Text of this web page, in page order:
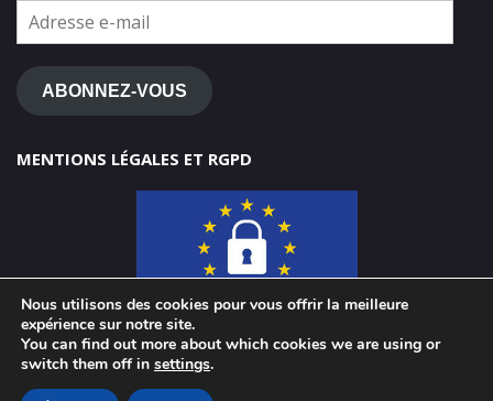
Adresse
e-
mail
ABONNEZ-VOUS
MENTIONS LÉGALES ET RGPD
© 2026 ClasseTICE 1d
Nous utilisons des cookies pour vous offrir la meilleure
expérience sur notre site.
You can find out more about which cookies we are using or
switch them off in settings.